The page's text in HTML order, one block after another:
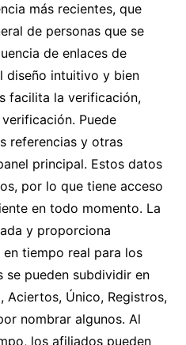
más recientes, que
de personas que se
de enlaces de
diseño intuitivo y bien
facilita la verificación,
Puede
referencias y otras
principal. Estos datos
por lo que tiene acceso
en todo momento. La
y proporciona
tiempo real para los
se pueden subdividir en
Aciertos, Único, Registros,
nombrar algunos. Al
los afiliados pueden